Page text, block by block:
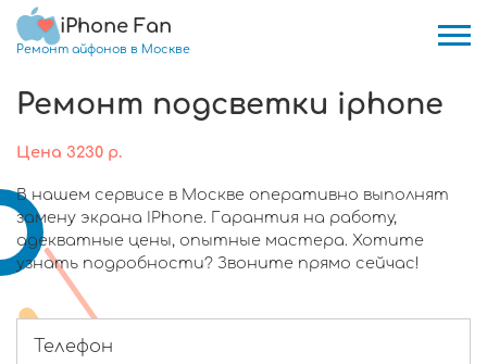
iPhone Fan
Ремонт айфонов в Москве
Ремонт подсветки iphone
Цена 3230 р.
В нашем сервисе в Москве оперативно выполнят
замену экрана IPhone. Гарантия на работу,
адекватные цены, опытные мастера. Хотите
узнать подробности? Звоните прямо сейчас!